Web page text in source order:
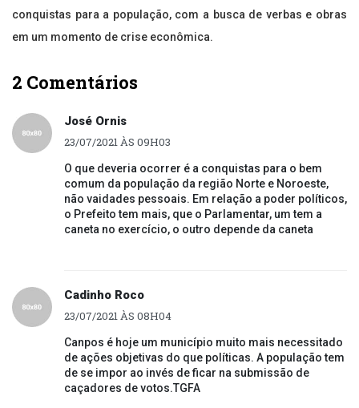
conquistas para a população, com a busca de verbas e obras
em um momento de crise econômica.
2 Comentários
José Ornis
23/07/2021 ÀS 09H03
O que deveria ocorrer é a conquistas para o bem
comum da população da região Norte e Noroeste,
não vaidades pessoais. Em relação a poder políticos,
o Prefeito tem mais, que o Parlamentar, um tem a
caneta no exercício, o outro depende da caneta
Cadinho Roco
23/07/2021 ÀS 08H04
Canpos é hoje um município muito mais necessitado
de ações objetivas do que políticas. A população tem
de se impor ao invés de ficar na submissão de
caçadores de votos.TGFA